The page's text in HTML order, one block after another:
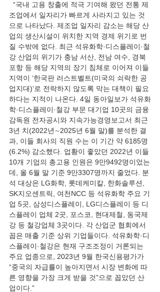
“국내 고용 창출에 적극 기여해 왔던 전통 제
조업에서 일자리가 빠르게 사라지고 있는 것
으로 나타났다. 제조업 일자리 감소는 해당 산
업의 생산시설이 위치한 지역 경제 위기로 번
질 수밖에 없다. 최근 석유화학·디스플레이·철
강 산업의 위기가 충남 서산, 전남 여수, 경북
포항 등 해당 지역의 장기 침체로 이어져 이들
지역이 ‘한국판 러스트벨트(미국의 쇠락한 공
업지대)’로 전락하지 않도록 막는 대책이 필요
하다는 지적이 나온다. 4일 동아일보가 석유화
학·디스플레이·철강 부문 대기업 10곳의 금융
감독원 전자공시와 지속가능경영보고서 최근
3년 치(2022년∼2025년 6월 말)를 분석한 결
과, 이들 회사의 직원 수는 이 기간 약 6185명
(6.2%) 감소했다. 업황이 좋았던 2022년 이들
10개 기업의 총고용 인원은 9만9492명이었는
데, 올 6월 말 기준 9만3307명까지 줄었다. 분
석 대상은 LG화학, 롯데케미칼, 한화솔루션,
SK지오센트릭, 여천NCC 등 석유화학 주요 기
업 5곳, 삼성디스플레이, LG디스플레이 등 디
스플레이 업체 2곳, 포스코, 현대제철, 동국제
강 등 철강업체 3곳이다. 각 산업군 협회에서
꼽은 매출 기준 상위 기업들이다. 석유화학·디
스플레이·철강은 현재 구조조정이 거론되는
주요 업종으로, 2023년 9월 한국신용평가가
“중국의 자급률이 높아지면서 시장 변화에 따
른 영향을 가장 크게 받을 것”으로 꼽았던 산
업이다.”